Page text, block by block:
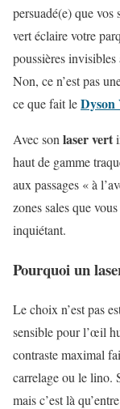
persuadé(e) que
vert éclaire votre
poussières
Non, ce n’est pas
ce que fait leDyson
Avec sonlaser vert
haut de gamme
aux passages « à
zones sales que
inquiétant.
Pourquoi un
Le choix n’est pas
sensible pour l’œil
contraste maximal
carrelage ou le lino.
mais c’est là